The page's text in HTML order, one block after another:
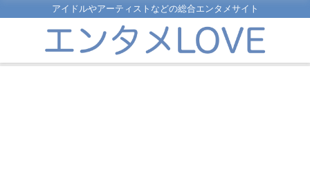
アイドルやアーティストなどの総合エンタメサイト